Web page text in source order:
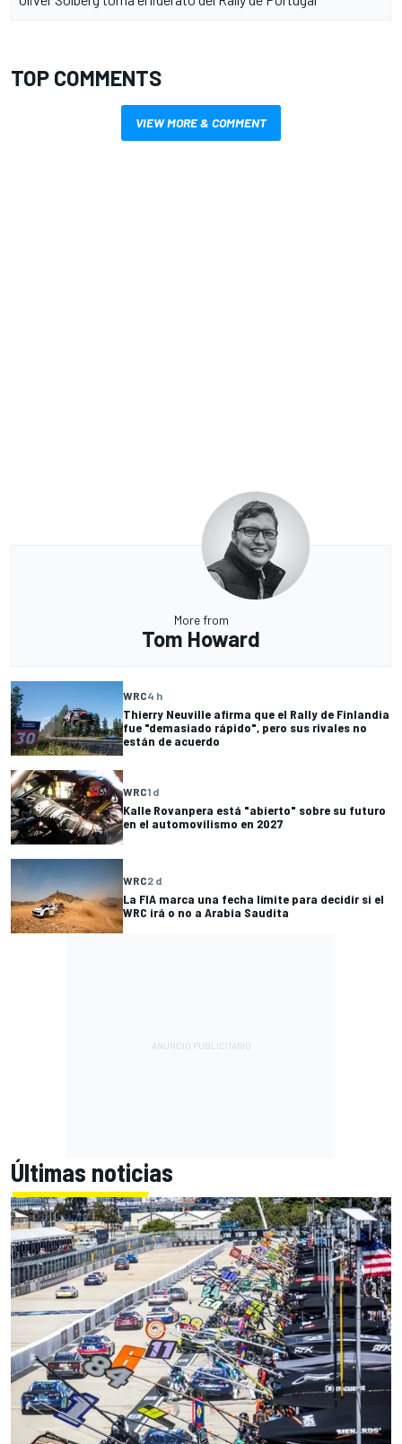
TOP COMMENTS
VIEW MORE & COMMENT
More from
Tom Howard
WRC4 h
Thierry Neuville afirma que el Rally de Finlandia
fue "demasiado rápido", pero sus rivales no
están de acuerdo
WRC1 d
Kalle Rovanpera está "abierto" sobre su futuro
en el automovilismo en 2027
WRC2 d
La FIA marca una fecha límite para decidir si el
WRC irá o no a Arabia Saudita
Últimas noticias